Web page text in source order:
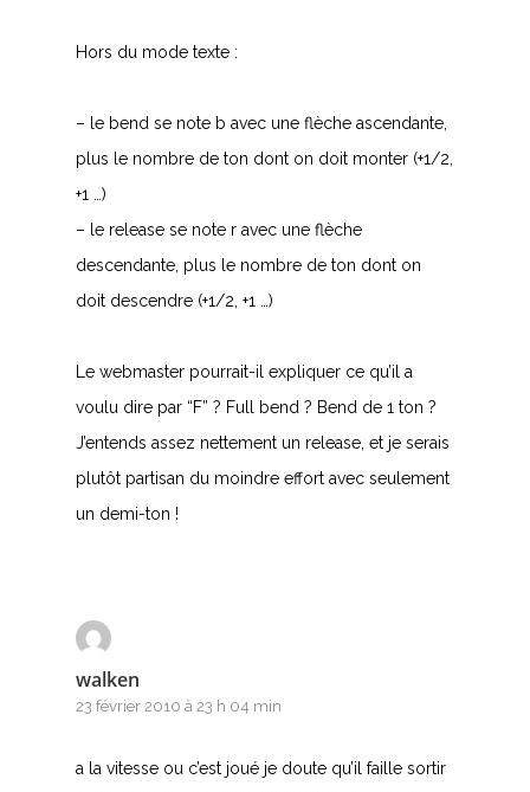
Hors du mode texte :
– le bend se note b avec une flèche ascendante,
plus le nombre de ton dont on doit monter (+1/2,
+1 …)
– le release se note r avec une flèche
descendante, plus le nombre de ton dont on
doit descendre (+1/2, +1 …)
Le webmaster pourrait-il expliquer ce qu’il a
voulu dire par “F” ? Full bend ? Bend de 1 ton ?
J’entends assez nettement un release, et je serais
plutôt partisan du moindre effort avec seulement
un demi-ton !
walken
23 février 2010 à 23 h 04 min
a la vitesse ou c’est joué je doute qu’il faille sortir